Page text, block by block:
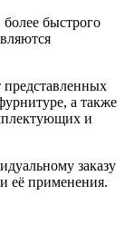
быстрого
представленных
а также
и
заказу
её применения.